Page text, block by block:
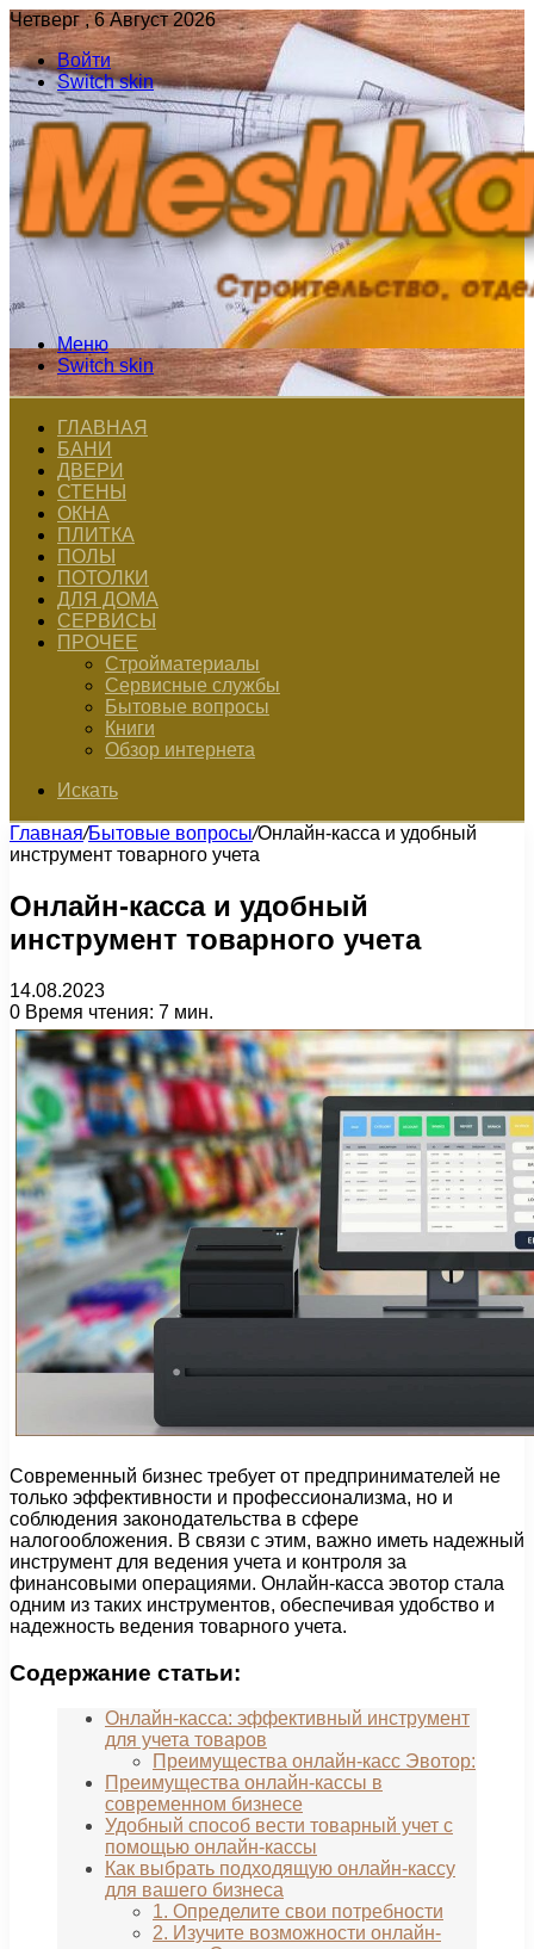
Четверг , 6 Август 2026
Войти
Switch skin
Меню
Switch skin
ГЛАВНАЯ
БАНИ
ДВЕРИ
СТЕНЫ
ОКНА
ПЛИТКА
ПОЛЫ
ПОТОЛКИ
ДЛЯ ДОМА
СЕРВИСЫ
ПРОЧЕЕ
Стройматериалы
Сервисные службы
Бытовые вопросы
Книги
Обзор интернета
Искать
Главная/Бытовые вопросы/Онлайн-касса и удобный
инструмент товарного учета
Онлайн-касса и удобный
инструмент товарного учета
14.08.2023
0 Время чтения: 7 мин.
Современный бизнес требует от предпринимателей не
только эффективности и профессионализма, но и
соблюдения законодательства в сфере
налогообложения. В связи с этим, важно иметь надежный
инструмент для ведения учета и контроля за
финансовыми операциями. Онлайн-касса эвотор стала
одним из таких инструментов, обеспечивая удобство и
надежность ведения товарного учета.
Содержание статьи:
Онлайн-касса: эффективный инструмент
для учета товаров
Преимущества онлайн-касс Эвотор:
Преимущества онлайн-кассы в
современном бизнесе
Удобный способ вести товарный учет с
помощью онлайн-кассы
Как выбрать подходящую онлайн-кассу
для вашего бизнеса
1. Определите свои потребности
2. Изучите возможности онлайн-